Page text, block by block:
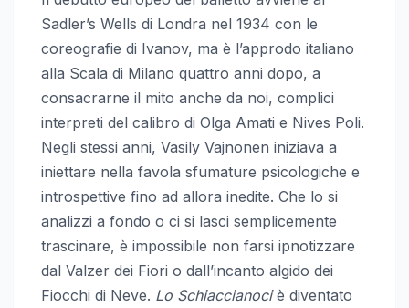
Sadler’s Wells di Londra nel 1934 con le
coreografie di Ivanov, ma è l’approdo italiano
alla Scala di Milano quattro anni dopo, a
consacrarne il mito anche da noi, complici
interpreti del calibro di Olga Amati e Nives Poli.
Negli stessi anni, Vasily Vajnonen iniziava a
iniettare nella favola sfumature psicologiche e
introspettive fino ad allora inedite. Che lo si
analizzi a fondo o ci si lasci semplicemente
trascinare, è impossibile non farsi ipnotizzare
dal Valzer dei Fiori o dall’incanto algido dei
Fiocchi di Neve. Lo Schiaccianociè diventato